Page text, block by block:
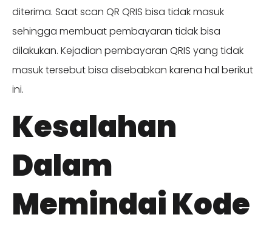
diterima. Saat scan QR QRIS bisa tidak masuk
sehingga membuat pembayaran tidak bisa
dilakukan. Kejadian pembayaran QRIS yang tidak
masuk tersebut bisa disebabkan karena hal berikut
ini.
Kesalahan
Dalam
Memindai Kode